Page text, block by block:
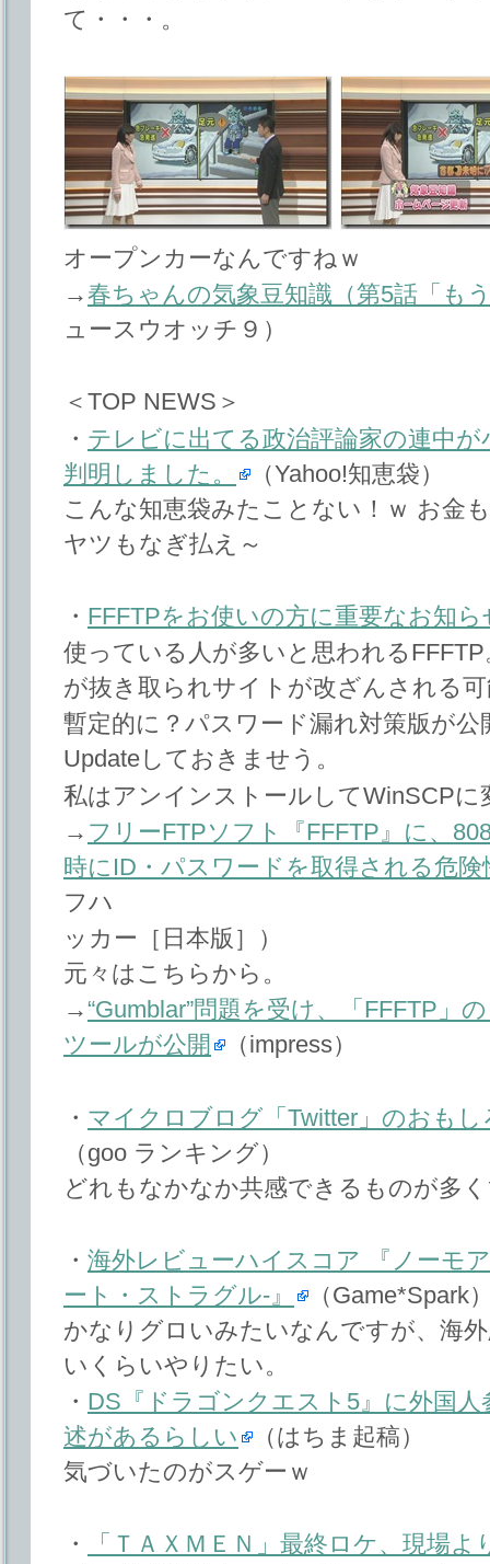
て・・・。
オープンカーなんですねｗ
→春ちゃんの気象豆知識（第5話「も
ュースウオッチ９）
＜TOP NEWS＞
・ テレビに出てる政治評論家の連中
判明しました。
（Yahoo!知恵袋）
こんな知恵袋みたことない！ｗ お金
ヤツもなぎ払え～
・ FFFTPをお使いの方に重要なお知ら
使っている人が多いと思われる
が抜き取られサイトが改ざんされる
暫定的に？パスワード漏れ対策版が
Updateしておきませう。
私はアンインストールしてWinSCP
→ フリーFTPソフト『FFFTP』に、
時にID・パスワードを取得される危
フハ
ッカー［日本版］）
元々はこちらから。
→“Gumblar”問題を受け、「FFFTP」
ツールが公開
（impress）
・ マイクロブログ「Twitter」のおも
（goo ランキング）
どれもなかなか共感できるものが多
・ 海外レビューハイスコア 『ノーモ
ート・ストラグル-』
（Game*Spark
かなりグロいみたいなんですが、海
いくらいやりたい。
・ DS『ドラゴンクエスト5』に外国
述があるらしい
（はちま起稿）
気づいたのがスゲーｗ
・
「ＴＡＸＭＥＮ」最終ロケ、現場よ